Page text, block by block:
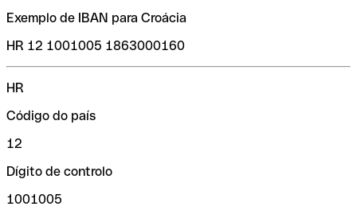
Exemplo de IBAN para Croácia
HR 12 1001005 1863000160
HR
Código do país
12
Dígito de controlo
1001005